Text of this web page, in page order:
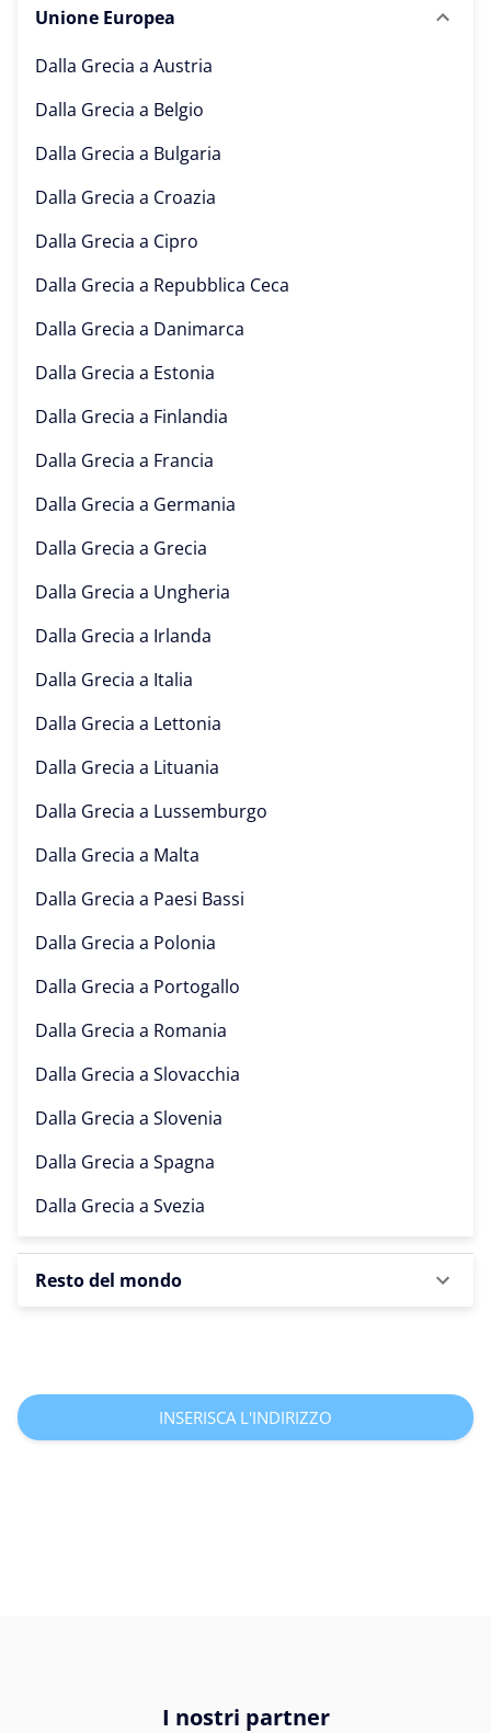
Unione Europea
Dalla Grecia a Austria
Dalla Grecia a Belgio
Dalla Grecia a Bulgaria
Dalla Grecia a Croazia
Dalla Grecia a Cipro
Dalla Grecia a Repubblica Ceca
Dalla Grecia a Danimarca
Dalla Grecia a Estonia
Dalla Grecia a Finlandia
Dalla Grecia a Francia
Dalla Grecia a Germania
Dalla Grecia a Grecia
Dalla Grecia a Ungheria
Dalla Grecia a Irlanda
Dalla Grecia a Italia
Dalla Grecia a Lettonia
Dalla Grecia a Lituania
Dalla Grecia a Lussemburgo
Dalla Grecia a Malta
Dalla Grecia a Paesi Bassi
Dalla Grecia a Polonia
Dalla Grecia a Portogallo
Dalla Grecia a Romania
Dalla Grecia a Slovacchia
Dalla Grecia a Slovenia
Dalla Grecia a Spagna
Dalla Grecia a Svezia
Resto del mondo
INSERISCA L'INDIRIZZO
I nostri partner